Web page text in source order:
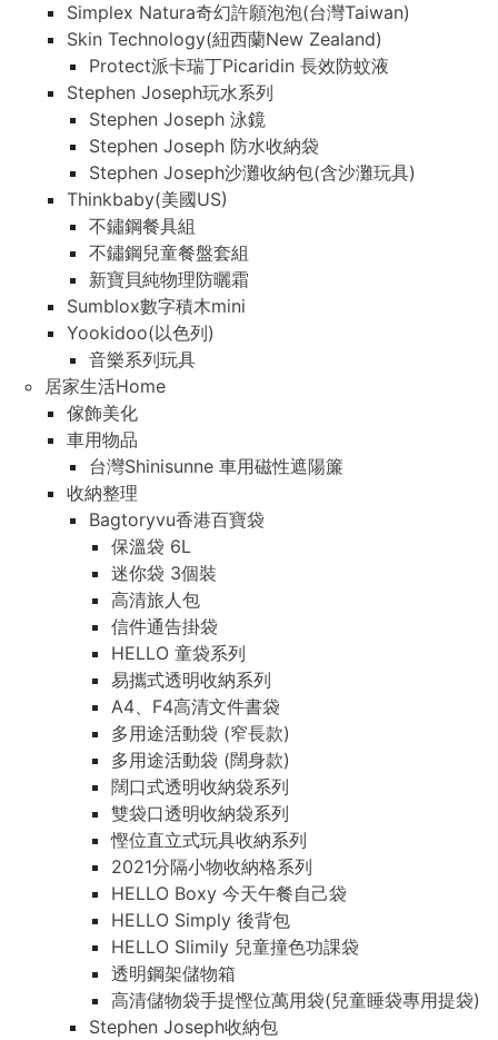
Simplex Natura奇幻許願泡泡(台灣Taiwan)
Skin Technology(紐西蘭New Zealand)
Protect派卡瑞丁Picaridin 長效防蚊液
Stephen Joseph玩水系列
Stephen Joseph 泳鏡
Stephen Joseph 防水收納袋
Stephen Joseph沙灘收納包(含沙灘玩具)
Thinkbaby(美國US)
不鏽鋼餐具組
不鏽鋼兒童餐盤套組
新寶貝純物理防曬霜
Sumblox數字積木mini
Yookidoo(以色列)
音樂系列玩具
居家生活Home
傢飾美化
車用物品
台灣Shinisunne 車用磁性遮陽簾
收納整理
Bagtoryvu香港百寶袋
保溫袋 6L
迷你袋 3個裝
高清旅人包
信件通告掛袋
HELLO 童袋系列
易攜式透明收納系列
A4、F4高清文件書袋
多用途活動袋 (窄長款)
多用途活動袋 (闊身款)
闊口式透明收納袋系列
雙袋口透明收納袋系列
慳位直立式玩具收納系列
2021分隔小物收納格系列
HELLO Boxy 今天午餐自己袋
HELLO Simply 後背包
HELLO Slimily 兒童撞色功課袋
透明鋼架儲物箱
高清儲物袋手提慳位萬用袋(兒童睡袋專用提袋)
Stephen Joseph收納包